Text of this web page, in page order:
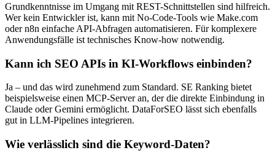
Grundkenntnisse im Umgang mit REST-Schnittstellen sind hilfreich.
Wer kein Entwickler ist, kann mit No-Code-Tools wie Make.com
oder n8n einfache API-Abfragen automatisieren. Für komplexere
Anwendungsfälle ist technisches Know-how notwendig.
Kann ich SEO APIs in KI-Workflows einbinden?
Ja – und das wird zunehmend zum Standard. SE Ranking bietet
beispielsweise einen MCP-Server an, der die direkte Einbindung in
Claude oder Gemini ermöglicht. DataForSEO lässt sich ebenfalls
gut in LLM-Pipelines integrieren.
Wie verlässlich sind die Keyword-Daten?